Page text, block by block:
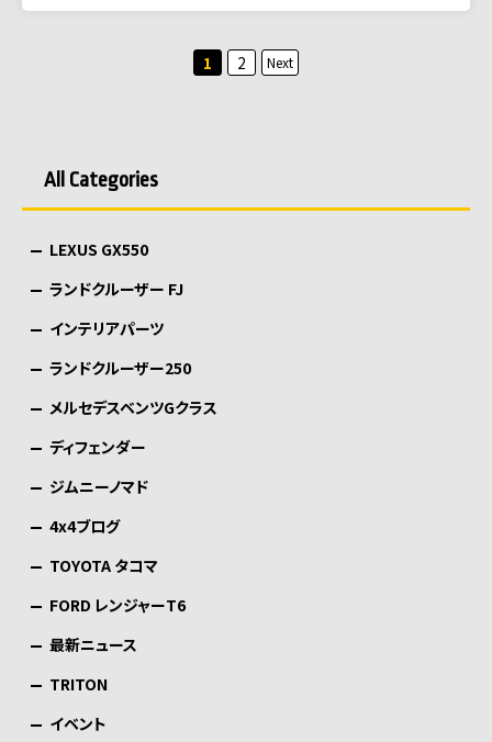
送
り
1 2 Next
All Categories
LEXUS GX550
ランドクルーザー FJ
インテリアパーツ
ランドクルーザー250
メルセデスベンツGクラス
ディフェンダー
ジムニーノマド
4x4ブログ
TOYOTA タコマ
FORD レンジャーT6
最新ニュース
TRITON
イベント